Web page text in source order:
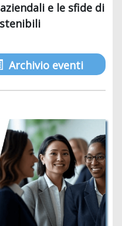
e le sfide di
Archivio eventi